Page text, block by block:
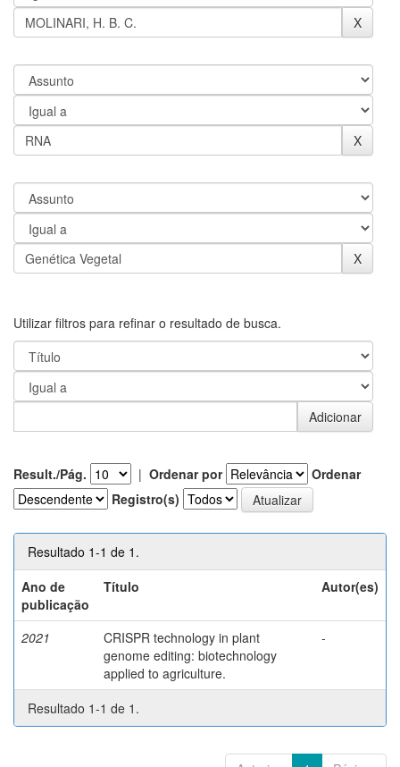
Utilizar filtros para refinar o resultado de busca.
Result./Pág. | Ordenar por
Ordenar
Registro(s)
Resultado 1-1 de 1.
Ano de
publicação
Título Autor(es)
2021
CRISPR technology in plant
genome editing: biotechnology
applied to agriculture.
-
Resultado 1-1 de 1.